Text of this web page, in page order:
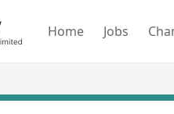
Home Jobs